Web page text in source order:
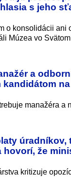
s jeho
o konsolidácii ani
Múzea vo
a
kandidátom
manažéra a
úradníkov,
hovorí, že
kritizuje